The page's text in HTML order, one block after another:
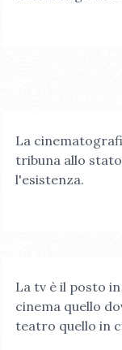
La
tribuna allo
l'esistenza.
La tv è il posto
cinema quello
teatro quello in